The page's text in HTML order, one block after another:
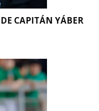
CAPITÁN YÁBER